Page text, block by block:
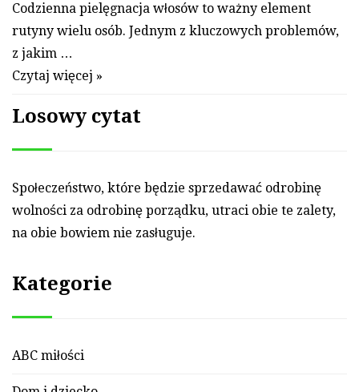
Codzienna pielęgnacja włosów to ważny element
rutyny wielu osób. Jednym z kluczowych problemów,
z jakim …
Czytaj więcej »
Losowy cytat
Społeczeństwo, które będzie sprze­dawać od­ro­binę
wol­ności za od­ro­binę porządku, ut­ra­ci obie te za­lety,
na obie bo­wiem nie zasługuje.
Kategorie
ABC miłości